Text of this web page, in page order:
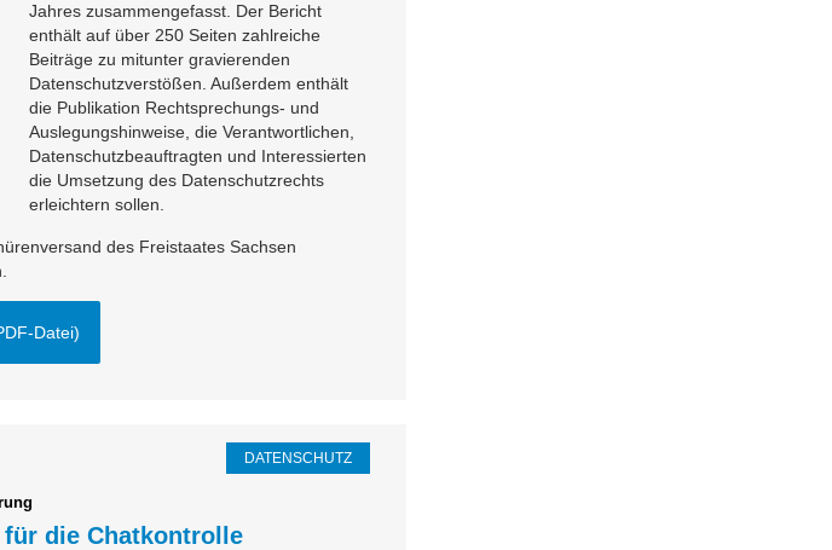
Jahres zusammengefasst. Der Bericht
enthält auf über 250 Seiten zahlreiche
Beiträge zu mitunter gravierenden
Datenschutzverstößen. Außerdem enthält
die Publikation Rechtsprechungs- und
Auslegungshinweise, die Verantwortlichen,
Datenschutzbeauftragten und Interessierten
die Umsetzung des Datenschutzrechts
erleichtern sollen.
des Freistaates Sachsen
Datei)
DATENSCHUTZ
die Chatkontrolle